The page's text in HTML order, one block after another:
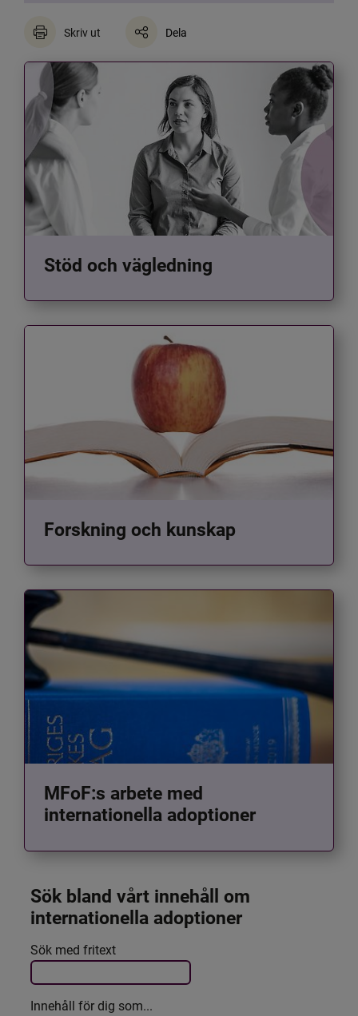
Skriv ut Dela
Stöd och vägledning
Forskning och kunskap
MFoF:s arbete med
internationella adoptioner
Sök bland vårt innehåll om
internationella adoptioner
Filtrera resultatet
Det här formuläret postas automatiskt
Sök med fritext
Innehåll för dig som...